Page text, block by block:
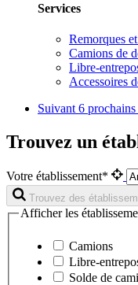
Services
Remorques
Camions de
Libre-
Accessoires
Suivant 6 prochains
Trouvez un
Votre établissement*
Trouvez des
Afficher les
Camions
Libre-
Solde de